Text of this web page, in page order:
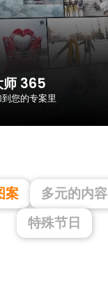
师 365
您的专案里
案 多元的内容
特殊节日